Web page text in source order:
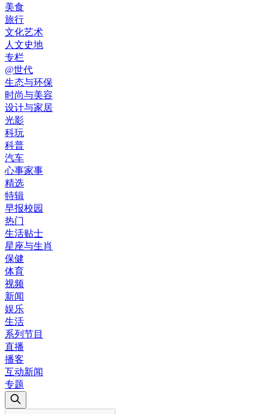
美食
旅行
文化艺术
人文史地
专栏
@世代
生态与环保
时尚与美容
设计与家居
光影
科玩
科普
汽车
心事家事
精选
特辑
早报校园
热门
生活贴士
星座与生肖
保健
体育
视频
新闻
娱乐
生活
系列节目
直播
播客
互动新闻
专题